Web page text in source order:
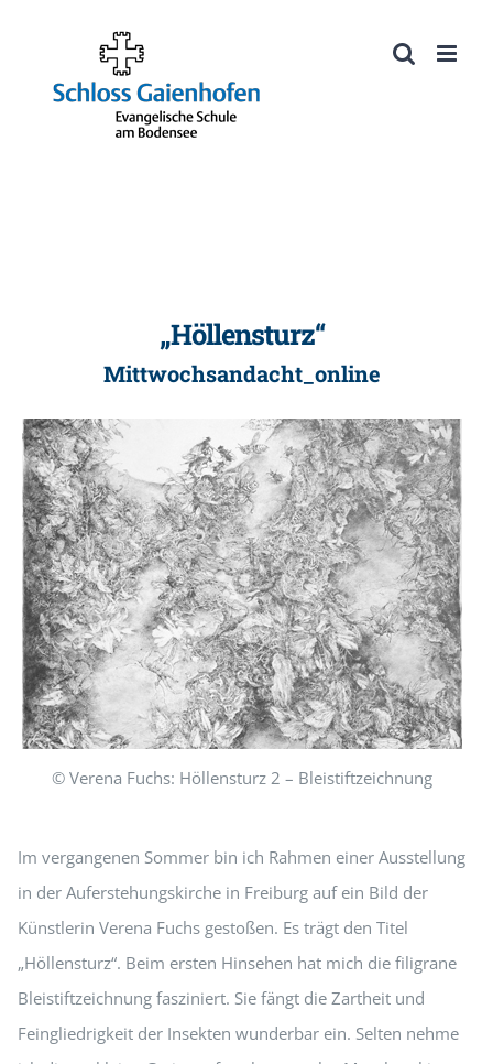
Werkzeugleiste öffnen
springen
„Höllensturz“
Mittwochsandacht_online
© Verena Fuchs: Höllensturz 2 – Bleistiftzeichnung
Im vergangenen Sommer bin ich Rahmen einer Ausstellung
in der Auferstehungskirche in Freiburg auf ein Bild der
Künstlerin Verena Fuchs gestoßen. Es trägt den Titel
„Höllensturz“. Beim ersten Hinsehen hat mich die filigrane
Bleistiftzeichnung fasziniert. Sie fängt die Zartheit und
Feingliedrigkeit der Insekten wunderbar ein. Selten nehme